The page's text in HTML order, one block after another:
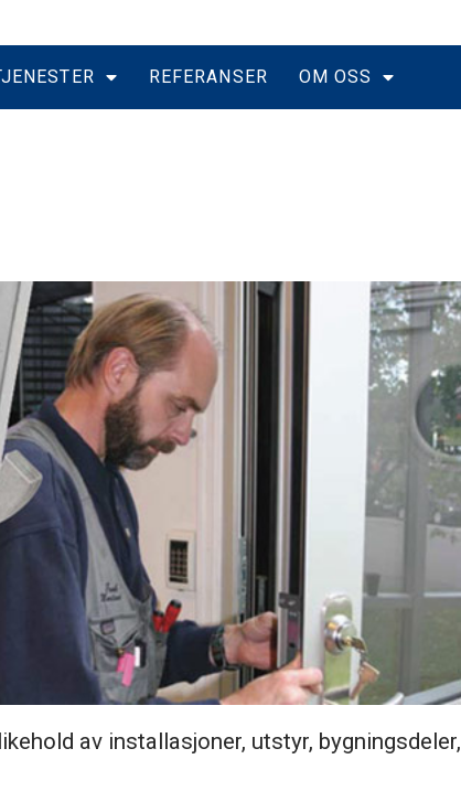
REFERANSER OM OSS
av installasjoner, utstyr, bygningsdeler,